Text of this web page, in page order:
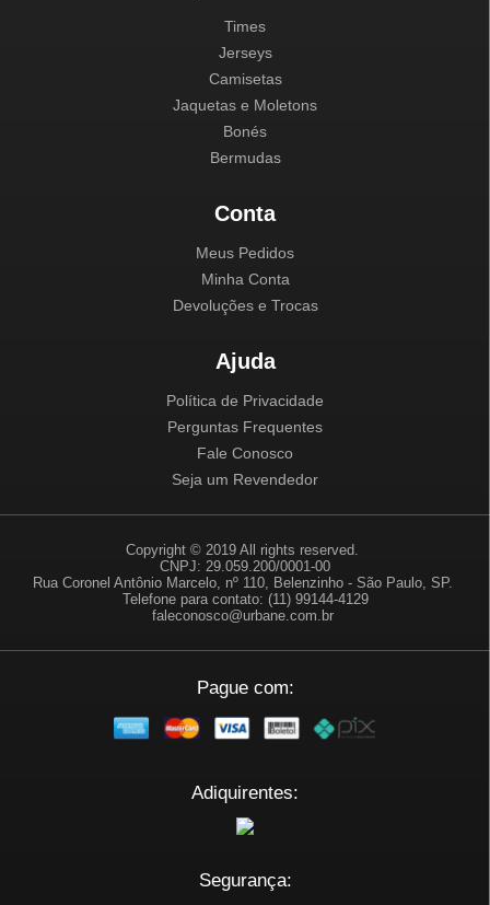
Times
Jerseys
Camisetas
Jaquetas e Moletons
Bonés
Bermudas
Conta
Meus Pedidos
Minha Conta
Devoluções e Trocas
Ajuda
Política de Privacidade
Perguntas Frequentes
Fale Conosco
Seja um Revendedor
Copyright © 2019 All rights reserved.
CNPJ: 29.059.200/0001-00
Rua Coronel Antônio Marcelo, nº 110, Belenzinho - São Paulo, SP.
Telefone para contato: (11) 99144-4129
faleconosco@urbane.com.br
Pague com:
Adiquirentes:
Segurança: